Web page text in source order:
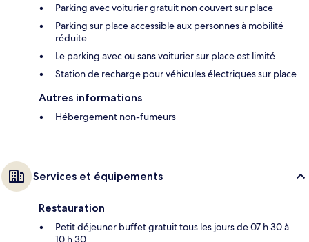
Parking avec voiturier gratuit non couvert sur place
Parking sur place accessible aux personnes à mobilité
réduite
Le parking avec ou sans voiturier sur place est limité
Station de recharge pour véhicules électriques sur place
Autres informations
Hébergement non-fumeurs
Services et équipements
Restauration
Petit déjeuner buffet gratuit tous les jours de 07 h 30 à
10 h 30